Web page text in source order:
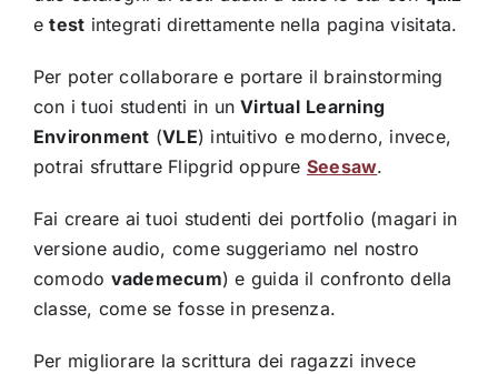
etest integrati direttamente nella pagina visitata.
Per poter collaborare e portare il brainstorming
con i tuoi studenti in unVirtual Learning
Environment (VLE) intuitivo e moderno, invece,
potrai sfruttare Flipgrid oppure Seesaw.
Fai creare ai tuoi studenti dei portfolio (magari in
versione audio, come suggeriamo nel nostro
comodo vademecum) e guida il confronto della
classe, come se fosse in presenza.
Per migliorare la scrittura dei ragazzi invece